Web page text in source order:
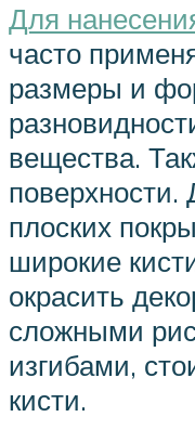
Для
часто
размеры и
вещества.
плоских
широкие
окрасить
сложными
изгибами,
кисти.